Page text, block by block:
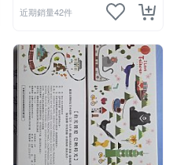
近期銷量42件